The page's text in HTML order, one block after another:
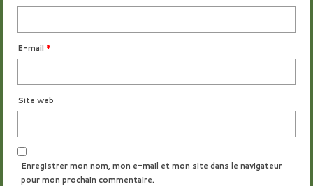
E-mail *
Site web
Enregistrer mon nom, mon e-mail et mon site dans le navigateur
pour mon prochain commentaire.